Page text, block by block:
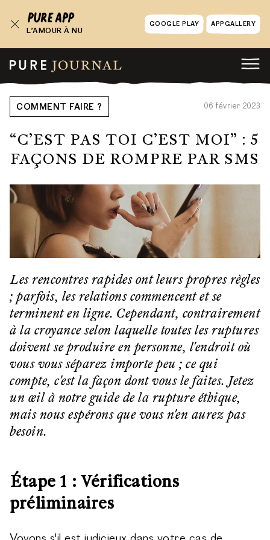
L’AMOUR À NU
GOOGLE PLAY APPGALLERY
COMMENT FAIRE ? 06 février 2023
“C’EST PAS TOI C’EST MOI” : 5
FAÇONS DE ROMPRE PAR SMS
Les rencontres rapides ont leurs propres règles
; parfois, les relations commencent et se
terminent en ligne. Cependant, contrairement
à la croyance selon laquelle toutes les ruptures
doivent se produire en personne, l'endroit où
vous vous séparez importe peu ; ce qui
compte, c'est la façon dont vous le faites. Jetez
un œil à notre guide de la rupture éthique,
mais nous espérons que vous n'en aurez pas
besoin.
Étape 1 : Vérifications
préliminaires